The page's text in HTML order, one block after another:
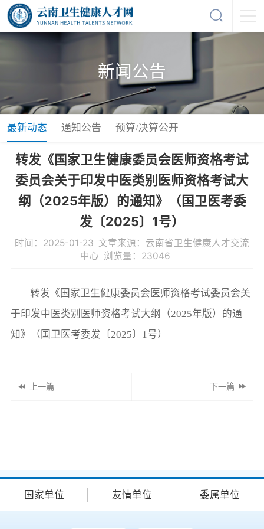
新闻公告
最新动态 通知公告 预算/决算公开
转发《国家卫生健康委员会医师资格考试
委员会关于印发中医类别医师资格考试大
纲（2025年版）的通知》（国卫医考委
发〔2025〕1号）
时间：2025-01-23 文章来源：云南省卫生健康人才交流
中心 浏览量：23046
转发《国家卫生健康委员会医师资格考试委员会关
于印发中医类别医师资格考试大纲（2025年版）的通
知》（国卫医考委发〔2025〕1号）
上一篇 下一篇
国家单位 友情单位 委属单位